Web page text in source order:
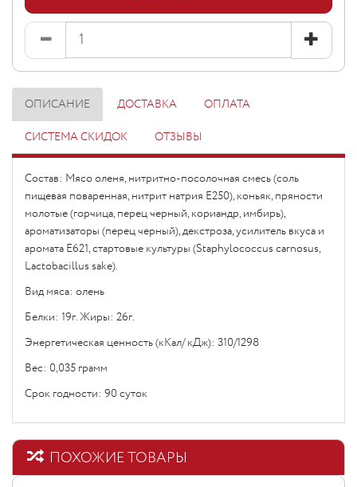
ОПИСАНИЕ ДОСТАВКА ОПЛАТА
СИСТЕМА СКИДОК ОТЗЫВЫ
Состав: Мясо оленя, нитритно-посолочная смесь (соль
пищевая поваренная, нитрит натрия Е250), коньяк, пряности
молотые (горчица, перец черный, кориандр, имбирь),
ароматизаторы (перец черный), декстроза, усилитель вкуса и
аромата Е621, стартовые культуры (Staphylococcus carnosus,
Lactobacillus sake).
Вид мяса: олень
Белки: 19г. Жиры: 26г.
Энергетическая ценность (кКал/ кДж): 310/1298
Вес: 0,035 грамм
Срок годности: 90 суток
ПОХОЖИЕ ТОВАРЫ